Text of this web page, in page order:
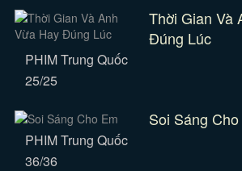
Thời Gian Và
Đúng Lúc
PHIM Trung Quốc
25/25
Soi Sáng
PHIM Trung Quốc
36/36